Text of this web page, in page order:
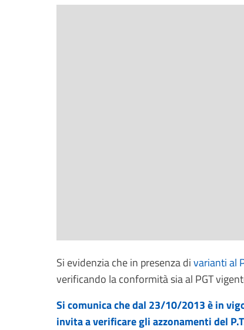
Si evidenzia che in presenza divarianti al
verificando la conformità sia al PGT
Si comunica che dal 23/10/2013 è in
invita a verificare gli azzonamenti del